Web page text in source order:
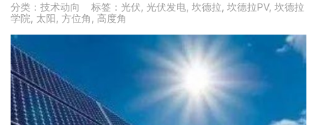
分类： 技术动向 标签： 光伏, 光伏发电, 坎德拉, 坎德拉PV, 坎德拉
学院, 太阳, 方位角 , 高度角